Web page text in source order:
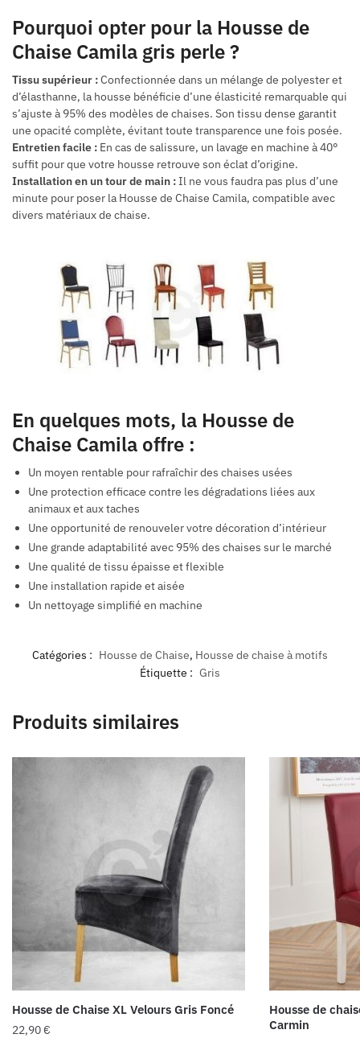
Pourquoi opter pour la Housse de
Chaise Camila gris perle ?
Tissu supérieur :Confectionnée dans un mélange de polyester et
d’élasthanne, la housse bénéficie d’une élasticité remarquable qui
s’ajuste à 95% des modèles de chaises. Son tissu dense garantit
une opacité complète, évitant toute transparence une fois posée.
Entretien facile : En cas de salissure, un lavage en machine à 40°
suffit pour que votre housse retrouve son éclat d’origine.
Installation en un tour de main :Il ne vous faudra pas plus d’une
minute pour poser la Housse de Chaise Camila, compatible avec
divers matériaux de chaise.
En quelques mots, la Housse de
Chaise Camila offre :
Un moyen rentable pour rafraîchir des chaises usées
Une protection efficace contre les dégradations liées aux
animaux et aux taches
Une opportunité de renouveler votre décoration d’intérieur
Une grande adaptabilité avec 95% des chaises sur le marché
Une qualité de tissu épaisse et flexible
Une installation rapide et aisée
Un nettoyage simplifié en machine
Catégories : Housse de Chaise, Housse de chaise à motifs
Étiquette : Gris
Produits similaires
Housse de Chaise XL Velours Gris Foncé
22,90€
Housse de
Carmin